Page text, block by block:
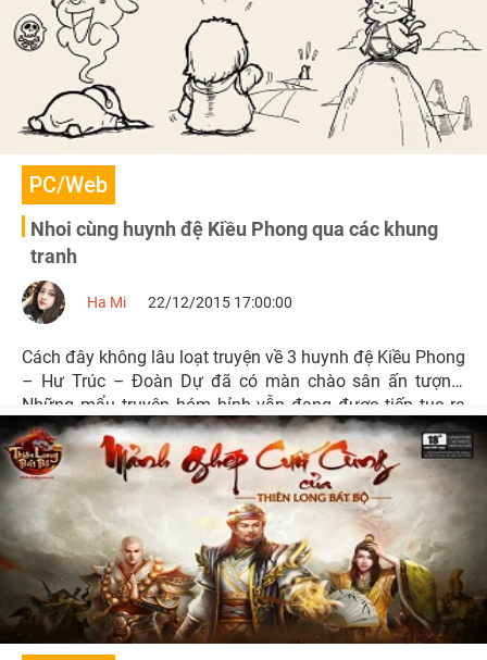
PC/Web
Nhoi cùng huynh đệ Kiều Phong qua các khung
tranh
Ha Mi 22/12/2015 17:00:00
Cách đây không lâu loạt truyện về 3 huynh đệ Kiều Phong
– Hư Trúc – Đoàn Dự đã có màn chào sân ấn tượng.
Những mẩu truyện hóm hỉnh vẫn đang được tiếp tục ra
mắt và thu hút được sự quan tâm của các bạn trẻ.